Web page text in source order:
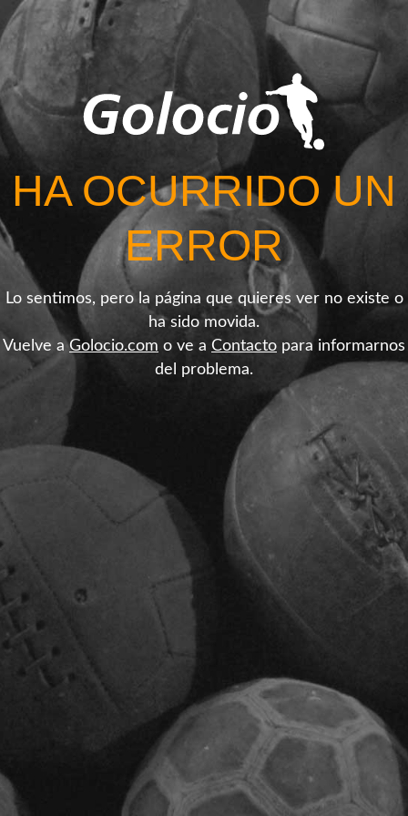
HA OCURRIDO UN
ERROR
Lo sentimos, pero la página que quieres ver no existe o
ha sido movida.
Vuelve aGolocio.com o ve a Contacto para informarnos
del problema.